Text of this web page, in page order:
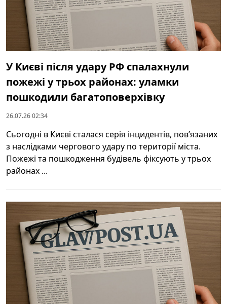
У Києві після удару РФ спалахнули
пожежі у трьох районах: уламки
пошкодили багатоповерхівку
26.07.26 02:34
Сьогодні в Києві сталася серія інцидентів, пов’язаних
з наслідками чергового удару по території міста.
Пожежі та пошкодження будівель фіксують у трьох
районах ...